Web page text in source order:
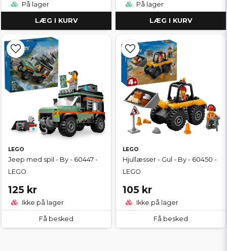
På lager
LÆG I KURV
På lager
LÆG I KURV
LEGO
Jeep med spil - By - 60447 -
LEGO
125 kr
Ikke på lager
Få besked
LEGO
Hjullæsser - Gul - By - 60450 -
LEGO
105 kr
Ikke på lager
Få besked